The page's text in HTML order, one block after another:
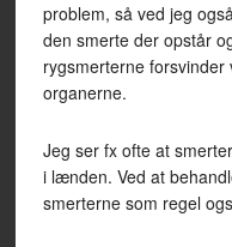
problem, så ved jeg
den smerte der opstår
rygsmerterne
organerne.
Jeg ser fx ofte at
i lænden. Ved at
smerterne som regel